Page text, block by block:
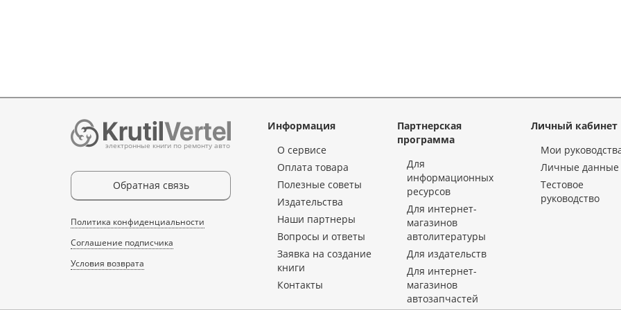
электронные книги по ремонту авто
Обратная связь
Политика конфиденциальности
Соглашение подписчика
Условия возврата
Информация
О сервисе
Оплата товара
Полезные советы
Издательства
Наши партнеры
Вопросы и ответы
Заявка на создание
книги
Контакты
Партнерская
программа
Для
информационных
ресурсов
Для интернет-
магазинов
автолитературы
Для издательств
Для интернет-
магазинов
автозапчастей
Личный кабинет
Мои
Личные данные
Тестовое
руководство